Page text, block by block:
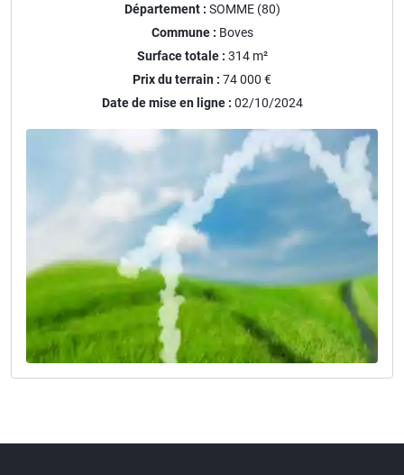
Département : SOMME (80)
Commune : Boves
Surface totale : 314 m²
Prix du terrain : 74 000 €
Date de mise en ligne : 02/10/2024